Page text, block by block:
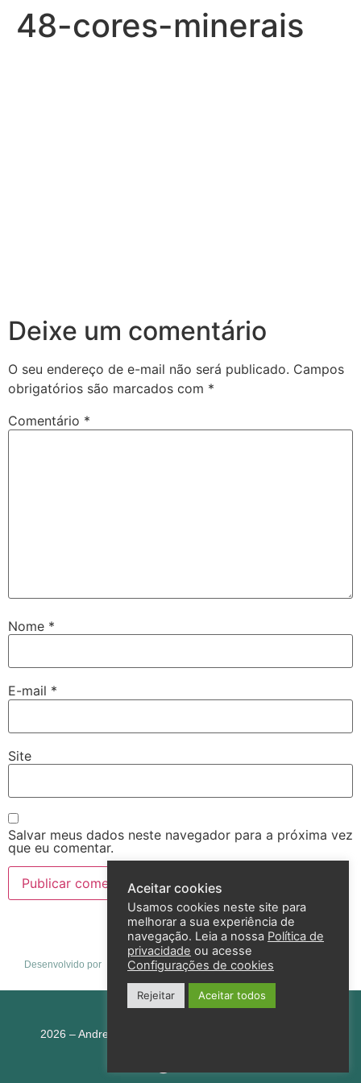
48-cores-minerais
Deixe um comentário
O seu endereço de e-mail não será publicado. Campos
obrigatórios são marcados com *
Comentário *
Nome *
E-mail *
Site
Salvar meus dados neste navegador para a próxima vez
que eu comentar.
Desenvolvido por
Política de privacidade
2026 – Andreza Goulart – Todos os direitos reservados
Aceitar cookies
Usamos cookies neste site para
melhorar a sua experiência de
navegação. Leia a nossa Política de
privacidade ou acesse
Configurações de cookies
Rejeitar Aceitar todos